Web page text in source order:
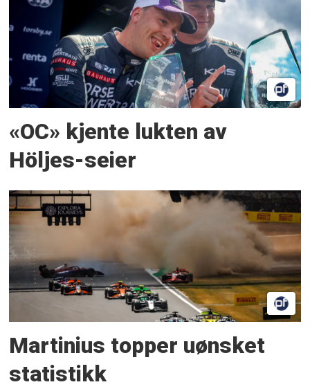
«OC» kjente lukten av
Höljes-seier
Martinius topper uønsket
statistikk